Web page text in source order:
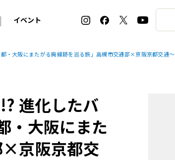
アルピナ
ー
アバルト
ラーリ
ラティ
アストン・マーティン
タハム
ジャガー
ータイヤ＆ホイール バイヤーズガイド
タログ
イベント
ル・ボラン カーズ・ミート2026横浜
EV:LIFE KOBE 2025
ル・ボラン カーズ・ミート2025横浜
・大阪にまたがる廃線跡を巡る旅」高槻市交通部×京阪京都交通～
進化したバ
・大阪にまた
×京阪京都交